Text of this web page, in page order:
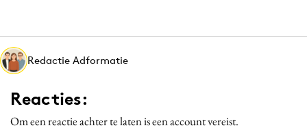
Influencer marketing
Interne communicatie
Media
Merkstrategie
Redactie Adformatie
Reacties:
Om een reactie achter te laten is een account vereist.